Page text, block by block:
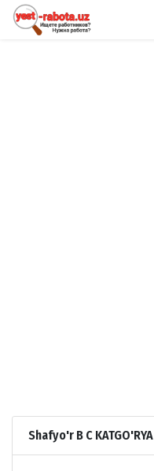
Shafyo'r B C KATGO'RYA